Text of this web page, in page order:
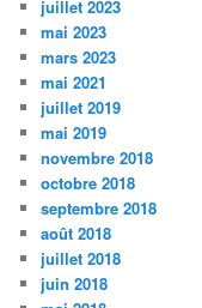
juillet 2023
mai 2023
mars 2023
mai 2021
juillet 2019
mai 2019
novembre 2018
octobre 2018
septembre 2018
août 2018
juillet 2018
juin 2018